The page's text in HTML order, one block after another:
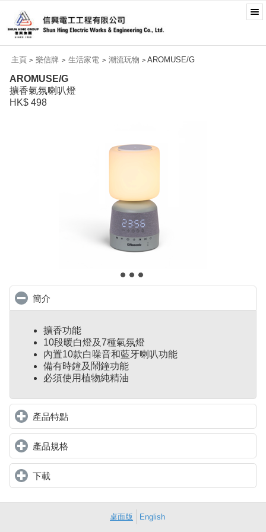
主頁 > 樂信牌 > 生活家電 > 潮流玩物 > AROMUSE/G
AROMUSE/G
擴香氣氛喇叭燈
HK$ 498
簡介
擴香功能
10段暖白燈及7種氣氛燈
內置10款白噪音和藍牙喇叭功能
備有時鐘及鬧鐘功能
必須使用植物純精油
產品特點click to expand contents
產品規格
下載click to expand contents
桌面版 English